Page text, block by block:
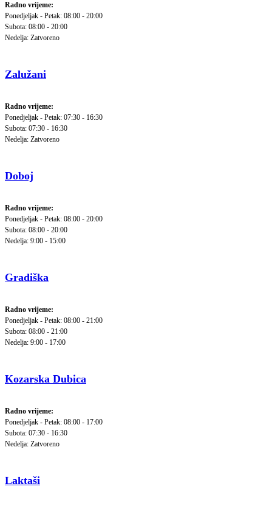
Radno vrijeme:
Ponedjeljak - Petak: 08:00 - 20:00
Subota: 08:00 - 20:00
Nedelja: Zatvoreno
Zalužani
Radno vrijeme:
Ponedjeljak - Petak: 07:30 - 16:30
Subota: 07:30 - 16:30
Nedelja: Zatvoreno
Doboj
Radno vrijeme:
Ponedjeljak - Petak: 08:00 - 20:00
Subota: 08:00 - 20:00
Nedelja: 9:00 - 15:00
Gradiška
Radno vrijeme:
Ponedjeljak - Petak: 08:00 - 21:00
Subota: 08:00 - 21:00
Nedelja: 9:00 - 17:00
Kozarska Dubica
Radno vrijeme:
Ponedjeljak - Petak: 08:00 - 17:00
Subota: 07:30 - 16:30
Nedelja: Zatvoreno
Laktaši